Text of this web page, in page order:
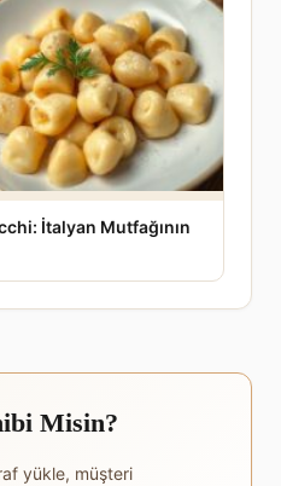
İtalyan Mutfağının
Misin?
yükle, müşteri